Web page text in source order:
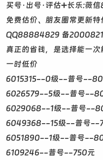
买号·出号·评估➕长乐:薇
免费估价、朋友圈常更新
QQ88884829 备2000821
真正的省钱，是选择能一
一时低价
6015315--0级--普号--
6026579--5级--普号--
6029068--1级--普号--
6049368--15级--普号--
6051890--1级--普号--
6109246--普号--750元